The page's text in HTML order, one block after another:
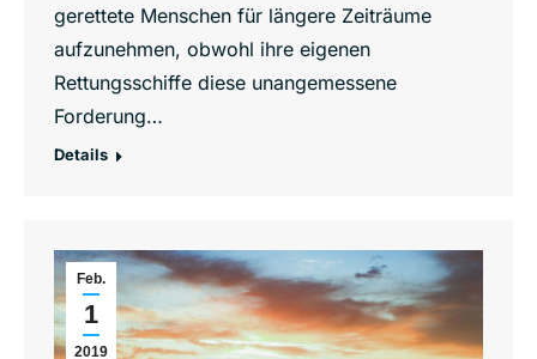
gerettete Menschen für längere Zeiträume
aufzunehmen, obwohl ihre eigenen
Rettungsschiffe diese unangemessene
Forderung…
Details
Feb.
1
2019